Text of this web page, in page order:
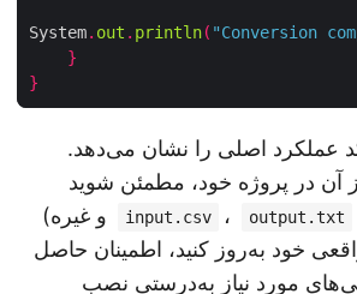
System.out.println ("Conversion
عملکرد اصلی را نشان می‌دهد.
آن در پروژه خود، مطمئن شوید
input.csv output.txt
و غیره)
خود به‌روز کنید، اطمینان حاصل
مورد نیاز به‌درستی نصب